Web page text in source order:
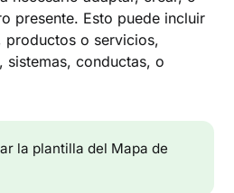
presente. Esto puede incluir
productos o servicios,
sistemas, conductas, o
la plantilla del Mapa de